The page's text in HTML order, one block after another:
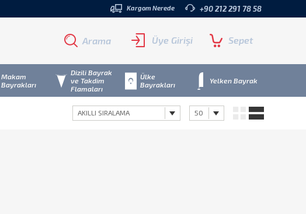
+90 212 291 78 58
Kargom Nerede
Sepet
Üye Girişi
Arama
Makam
Bayrakları
Dizili Bayrak
ve Takdim
Flamaları
Ülke
Bayrakları
Yelken Bayrak
50
AKILLI SIRALAMA